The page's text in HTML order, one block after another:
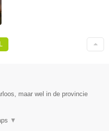
maar wel in de provincie
▼